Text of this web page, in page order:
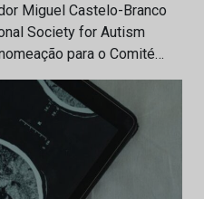
Miguel Castelo-Branco
Society for Autism
para o Comité…